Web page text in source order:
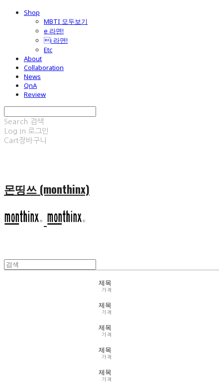
Shop
MBTI 모두보기
e 라면!
i 라면!
Etc
About
Collaboration
News
QnA
Review
Search 검색
Log In 로그인
Cart장바구니
몬띵쓰 (monthinx)
제목
가격
제목
가격
제목
가격
제목
가격
제목
가격